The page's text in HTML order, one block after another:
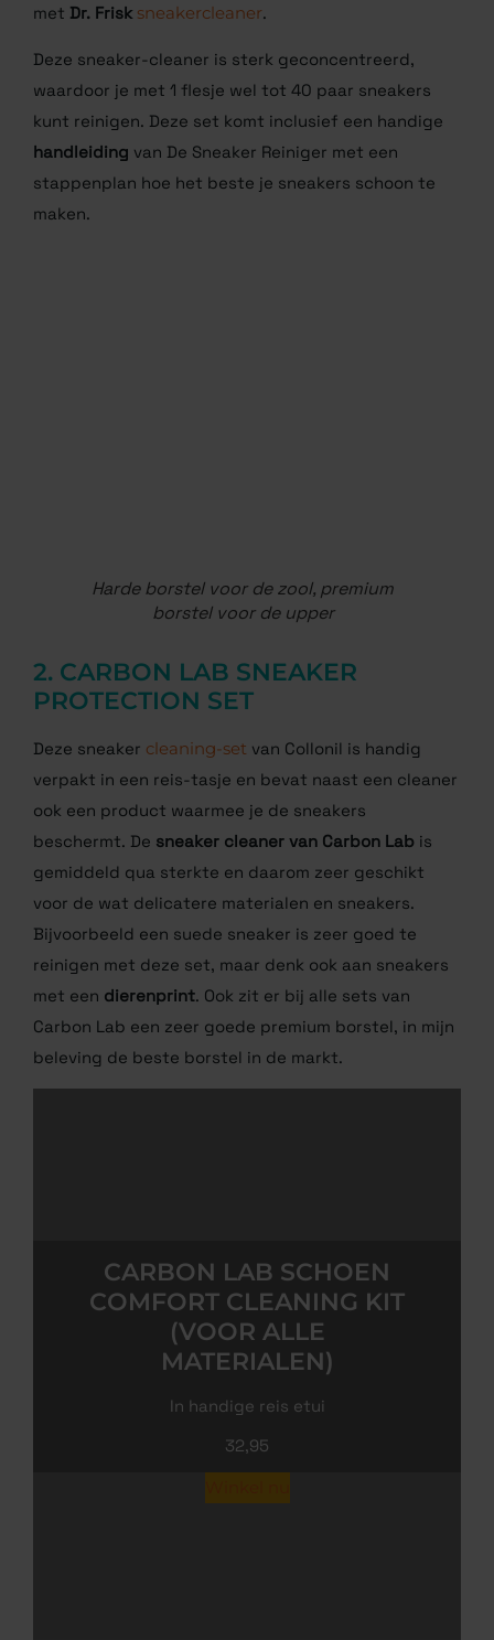
met Dr. Frisk sneakercleaner.
Deze sneaker-cleaner is sterk geconcentreerd,
waardoor je met 1 flesje wel tot 40 paar sneakers
kunt reinigen. Deze set komt inclusief een handige
handleiding van De Sneaker Reiniger met een
stappenplan hoe het beste je sneakers schoon te
maken.
Harde borstel voor de zool, premium
borstel voor de upper
2. CARBON LAB SNEAKER
PROTECTION SET
Deze sneaker cleaning-set van Collonil is handig
verpakt in een reis-tasje en bevat naast een cleaner
ook een product waarmee je de sneakers
beschermt. De sneaker cleaner van Carbon Lab is
gemiddeld qua sterkte en daarom zeer geschikt
voor de wat delicatere materialen en sneakers.
Bijvoorbeeld een suede sneaker is zeer goed te
reinigen met deze set, maar denk ook aan sneakers
met een dierenprint. Ook zit er bij alle sets van
Carbon Lab een zeer goede premium borstel, in mijn
beleving de beste borstel in de markt.
CARBON LAB SCHOEN
COMFORT CLEANING KIT
(VOOR ALLE
MATERIALEN)
In handige reis etui
32,95